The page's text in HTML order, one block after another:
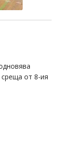
от 8-ия